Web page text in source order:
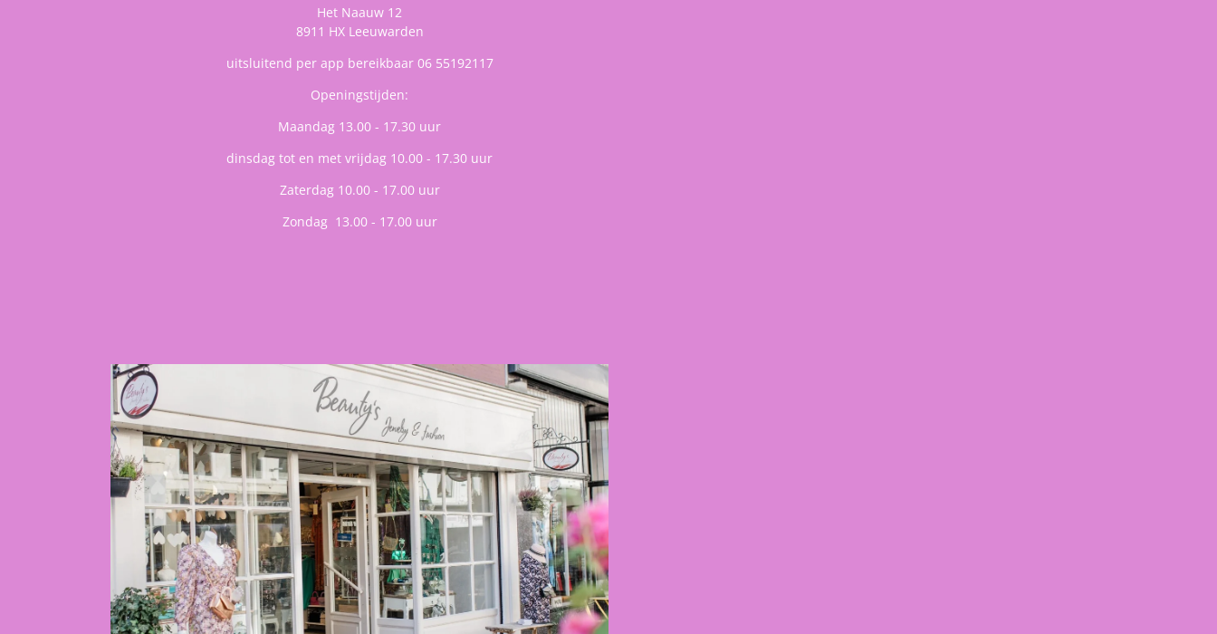
Het Naauw 12
8911 HX Leeuwarden
uitsluitend per app bereikbaar 06 55192117
Openingstijden:
Maandag 13.00 - 17.30 uur
dinsdag tot en met vrijdag 10.00 - 17.30 uur
Zaterdag 10.00 - 17.00 uur
Zondag 13.00 - 17.00 uur